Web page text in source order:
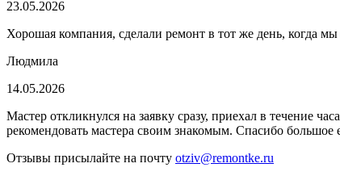
23.05.2026
Хорошая компания, сделали ремонт в тот же день, когда
Людмила
14.05.2026
Мастер откликнулся на заявку сразу, приехал в течение
рекомендовать мастера своим знакомым. Спасибо большое
Отзывы присылайте на почту otziv@remontke.ru